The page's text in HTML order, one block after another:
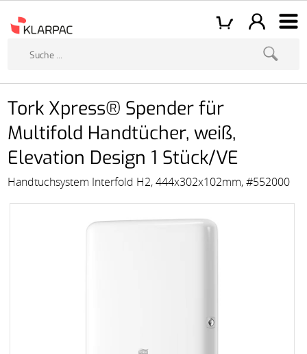
Tork Xpress® Spender für
Multifold Handtücher, weiß,
Elevation Design 1 Stück/VE
Handtuchsystem Interfold H2, 444x302x102mm, #552000